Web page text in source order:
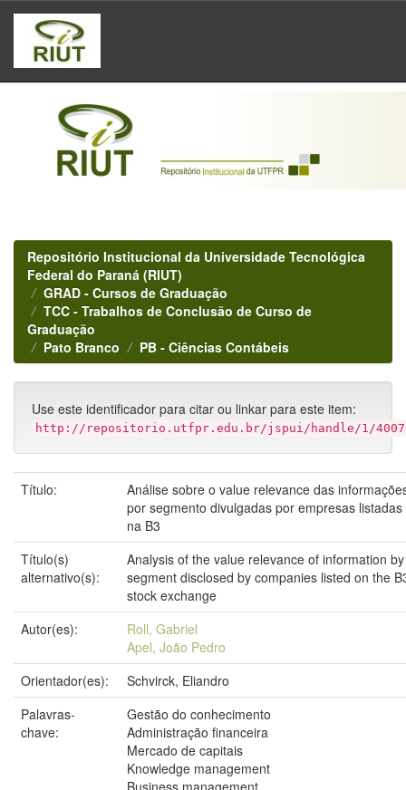
Skip
navigation
Repositório Institucional da Universidade Tecnológica
Federal do Paraná (RIUT)
GRAD - Cursos de Graduação
TCC - Trabalhos de Conclusão de Curso de
Graduação
Pato Branco
PB - Ciências Contábeis
Use este identificador para citar ou linkar para este item:
http://repositorio.utfpr.edu.br/jspui/handle/1/
Título:
Análise sobre o value relevance das
por segmento divulgadas por empresas listadas
na B3
Título(s)
alternativo(s):
Analysis of the value relevance of information by
segment disclosed by companies listed on the
stock exchange
Autor(es):
Roll, Gabriel
Apel, João Pedro
Orientador(es):
Schvirck, Eliandro
Palavras-
chave:
Gestão do conhecimento
Administração financeira
Mercado de capitais
Knowledge management
Business management